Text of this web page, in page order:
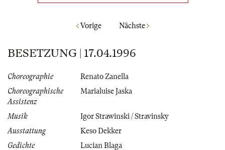
Vorige Nächste
BESETZUNG | 17.04.1996
Choreographie
Renato Zanella
Choreographische
Assistenz
Marialuise Jaska
Musik
Igor Strawinski / Stravinsky
Ausstattung
Keso Dekker
Gedichte
Lucian Blaga